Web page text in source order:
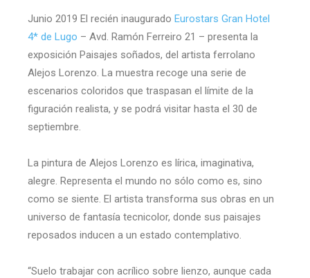
Junio 2019 El recién inaugurado Eurostars Gran Hotel
4* de Lugo – Avd. Ramón Ferreiro 21 – presenta la
exposición Paisajes soñados, del artista ferrolano
Alejos Lorenzo. La muestra recoge una serie de
escenarios coloridos que traspasan el límite de la
figuración realista, y se podrá visitar hasta el 30 de
septiembre.
La pintura de Alejos Lorenzo es lírica, imaginativa,
alegre. Representa el mundo no sólo como es, sino
como se siente. El artista transforma sus obras en un
universo de fantasía tecnicolor, donde sus paisajes
reposados inducen a un estado contemplativo.
“Suelo trabajar con acrílico sobre lienzo, aunque cada